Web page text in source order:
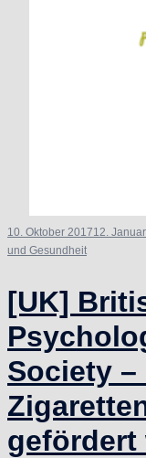
10. Oktober 201712.
und Gesundheit
[UK]
Society –
gefördert